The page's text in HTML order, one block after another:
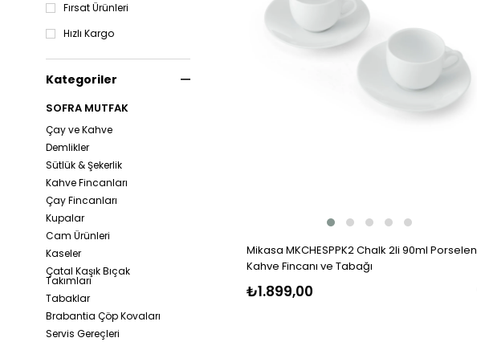
Fırsat Ürünleri
Hızlı Kargo
Kategoriler
SOFRA MUTFAK
Çay ve Kahve
Demlikler
Sütlük & Şekerlik
Kahve Fincanları
Çay Fincanları
Kupalar
Cam Ürünleri
Kaseler
Çatal Kaşık Bıçak
Takımları
Tabaklar
Brabantia Çöp Kovaları
Servis Gereçleri
Mikasa MKCHESPPK2 Chalk 2li 90ml Porselen
Kahve Fincanı ve Tabağı
₺1.899,00